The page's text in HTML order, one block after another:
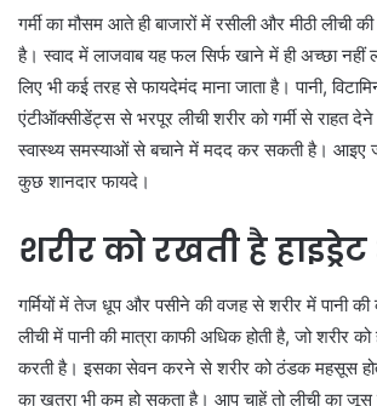
गर्मी का मौसम आते ही बाजारों में रसीली और मीठी लीची
है। स्वाद में लाजवाब यह फल सिर्फ खाने में ही अच्छा
लिए भी कई तरह से फायदेमंद माना जाता है। पानी,
एंटीऑक्सीडेंट्स से भरपूर लीची शरीर को गर्मी से राहत
स्वास्थ्य समस्याओं से बचाने में मदद कर सकती है। आइए
कुछ शानदार फायदे।
शरीर को रखती है
गर्मियों में तेज धूप और पसीने की वजह से शरीर में पानी की
लीची में पानी की मात्रा काफी अधिक होती है, जो शरीर
करती है। इसका सेवन करने से शरीर को ठंडक महसूस
का खतरा भी कम हो सकता है। आप चाहें तो लीची का जूस